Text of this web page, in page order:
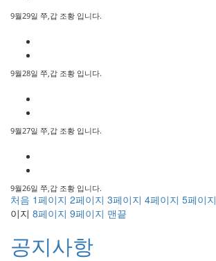
9월29일 쭈,갑 조황 입니다.
9월28일 쭈,갑 조황 입니다.
9월27일 쭈,갑 조황 입니다.
9월26일 쭈,갑 조황 입니다.
처음 1페이지 2페이지 3페이지 4페이지 5페이지
이지 8페이지 9페이지 맨끝
공지사항